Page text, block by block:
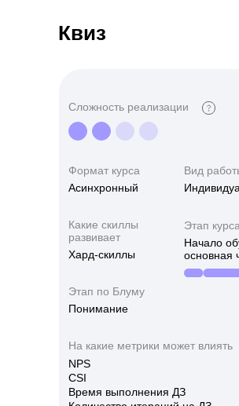
Расписание на неделю
Формат курса
Сложность реализации
Вид
Формат курса
Асинхронный
Этап по Блуму
Понимание
Какие скиллы
развивает
Хард-скиллы
На какие метрики может влиять
NPS
CSI
Время выполнения ДЗ
Этап курса
Начало
основная
Квиз